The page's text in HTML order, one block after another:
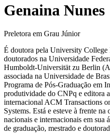
Genaina Nunes
Preletora em Grau Júnior
É doutora pela University
doutorados na Universidade
Humboldt-Universität zu Berlin
associada na Universidade de
Programa de Pós-Graduação em
produtividade do CNPq e editora
internacional ACM Transactions
Systems. Está e esteve à frente
nacionais e internacionais em sua
de graduação, mestrado e